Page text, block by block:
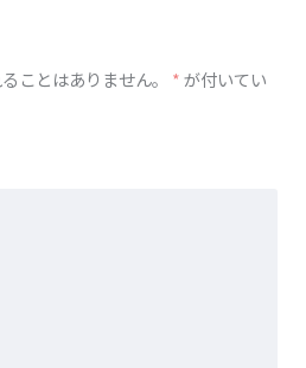
ことはありません。 *が付いてい